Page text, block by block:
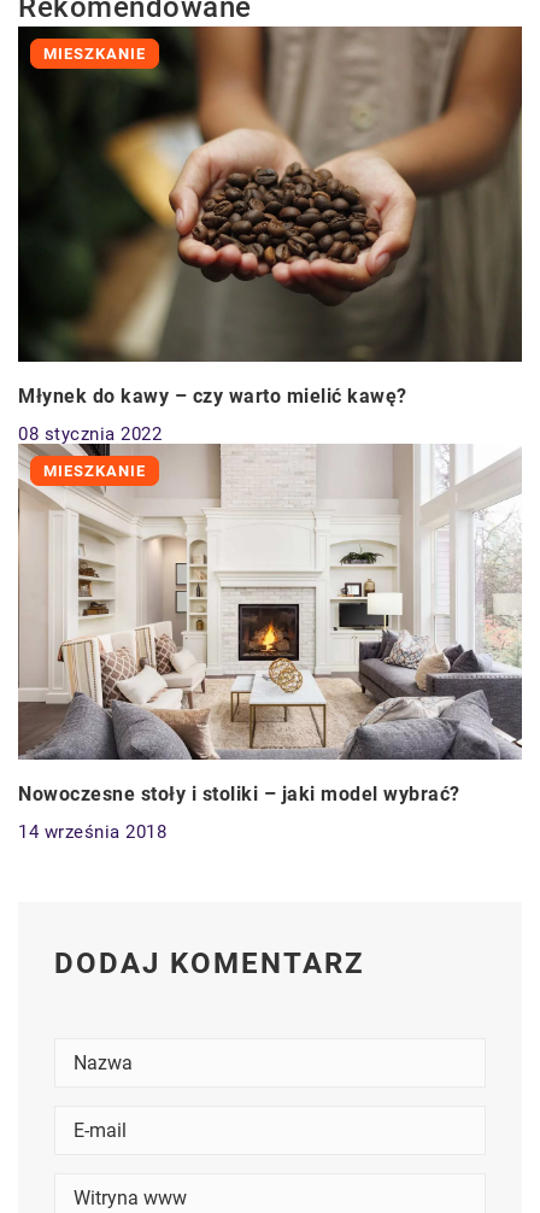
Rekomendowane
MIESZKANIE
Młynek do kawy – czy warto mielić kawę?
08 stycznia 2022
MIESZKANIE
Nowoczesne stoły i stoliki – jaki model wybrać?
14 września 2018
DODAJ KOMENTARZ